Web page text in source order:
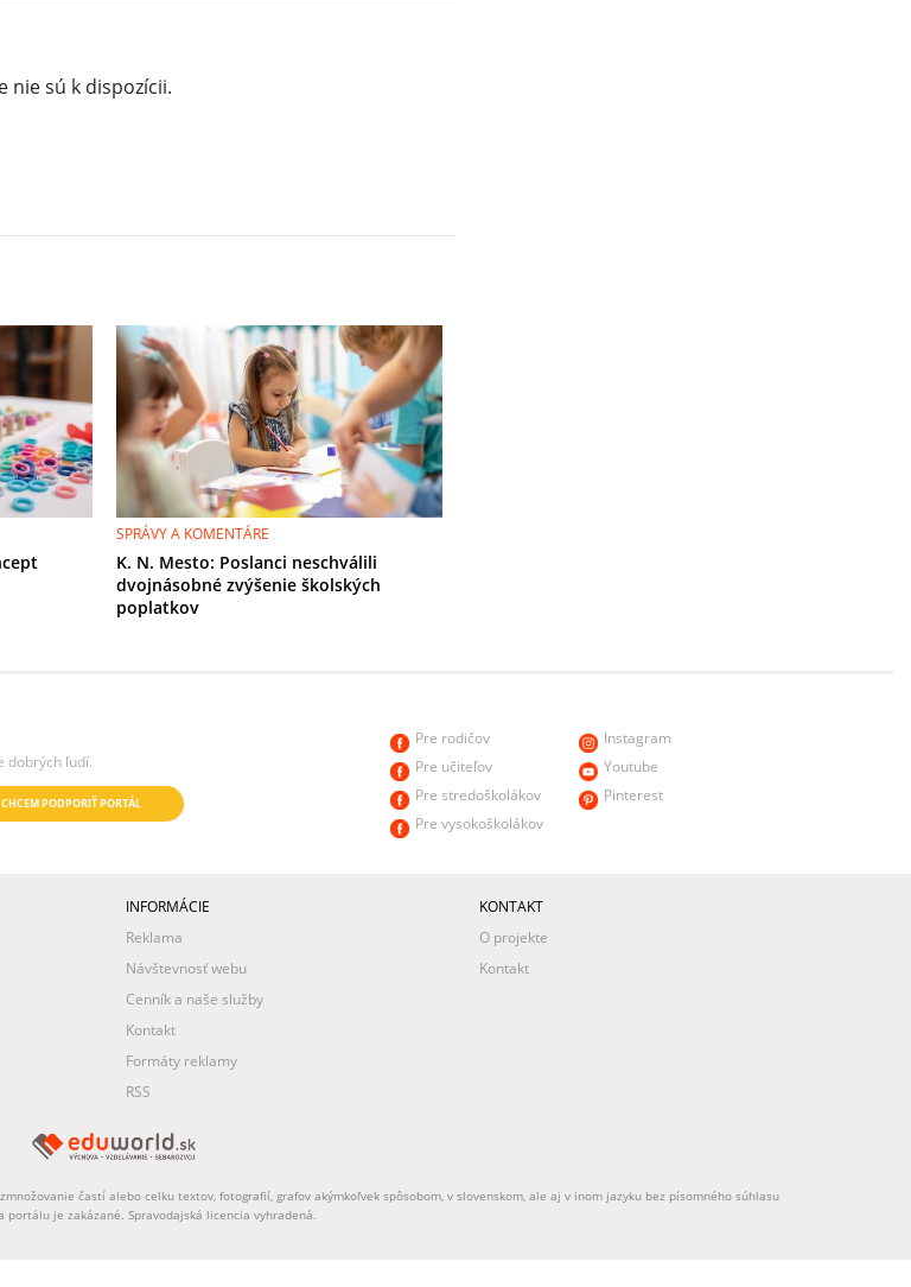
nie sú k dispozícii.
SPRÁVY A KOMENTÁRE
K. N. Mesto: Poslanci neschválili
dvojnásobné zvýšenie školských
poplatkov
dobrých ľudí.
CHCEM PODPORIŤ PORTÁL
Pre rodičov
Pre učiteľov
Pre stredoškolákov
Pre vysokoškolákov
Instagram
Youtube
Pinterest
INFORMÁCIE
Reklama
Návštevnosť webu
Cenník a naše služby
Kontakt
Formáty reklamy
RSS
KONTAKT
O projekte
Kontakt
častí alebo celku textov, fotografií, grafov akýmkoľvek spôsobom, v slovenskom, ale aj v inom jazyku bez písomného súhlasu
portálu je zakázané. Spravodajská licencia vyhradená.